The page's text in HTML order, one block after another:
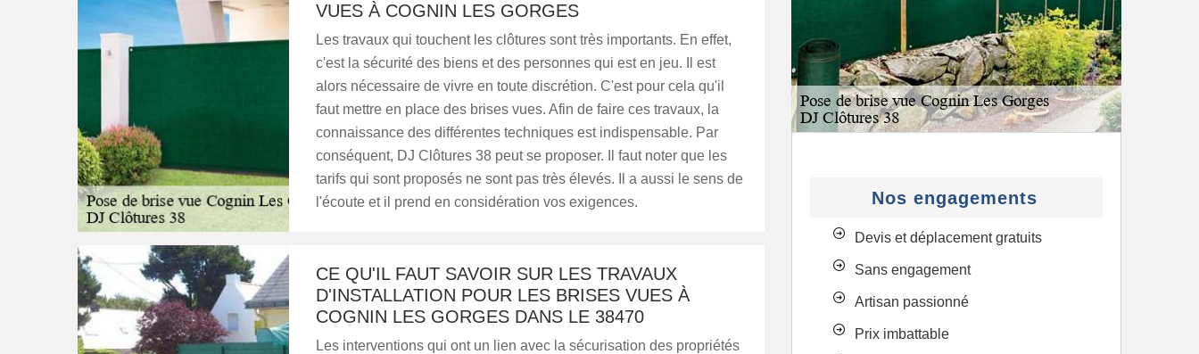
VUES À COGNIN LES GORGES
Les travaux qui touchent les clôtures sont très importants. En effet,
c'est la sécurité des biens et des personnes qui est en jeu. Il est
alors nécessaire de vivre en toute discrétion. C'est pour cela qu'il
faut mettre en place des brises vues. Afin de faire ces travaux, la
connaissance des différentes techniques est indispensable. Par
conséquent, DJ Clôtures 38 peut se proposer. Il faut noter que les
tarifs qui sont proposés ne sont pas très élevés. Il a aussi le sens de
l'écoute et il prend en considération vos exigences.
CE QU'IL FAUT SAVOIR SUR LES TRAVAUX
D'INSTALLATION POUR LES BRISES VUES À
COGNIN LES GORGES DANS LE 38470
Les interventions qui ont un lien avec la sécurisation des propriétés
Nos engagements
Devis et déplacement gratuits
Sans engagement
Artisan passionné
Prix imbattable